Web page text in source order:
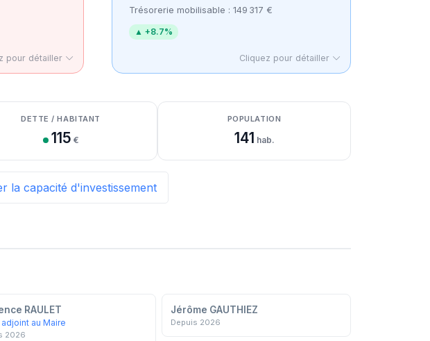
pour détailler
Trésorerie mobilisable : 149 317 €
▲ +8.7%
Cliquez pour détailler
DETTE / HABITANT
115 €
POPULATION
141 hab.
la capacité d'investissement
RAULET
au Maire
2026
Jérôme GAUTHIEZ
Depuis 2026